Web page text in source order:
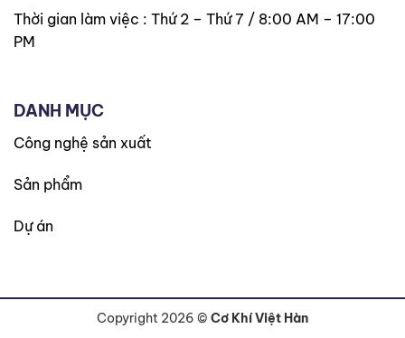
Thời gian làm việc : Thứ 2 – Thứ 7 / 8:00 AM – 17:00
PM
DANH MỤC
Công nghệ sản xuất
Sản phẩm
Dự án
Copyright 2026 © Cơ Khí Việt Hàn